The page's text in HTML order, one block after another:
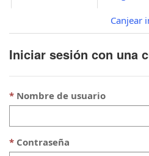
Canjear
Iniciar sesión con una
Nombre de usuario
Contraseña